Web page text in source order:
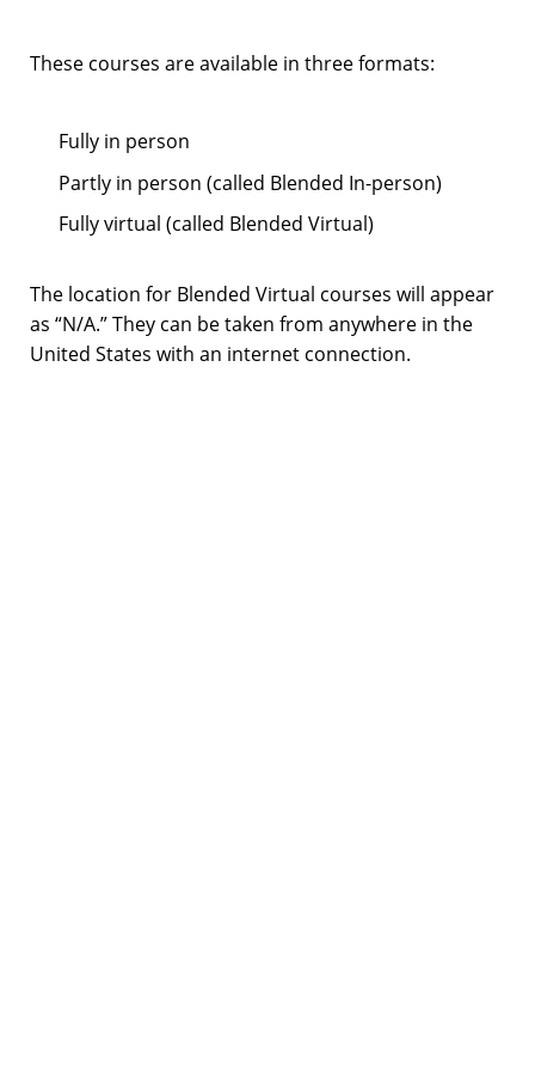
These courses are available in three formats:
Fully in person
Partly in person (called Blended In-person)
Fully virtual (called Blended Virtual)
The location for Blended Virtual courses will appear
as “N/A.” They can be taken from anywhere in the
United States with an internet connection.